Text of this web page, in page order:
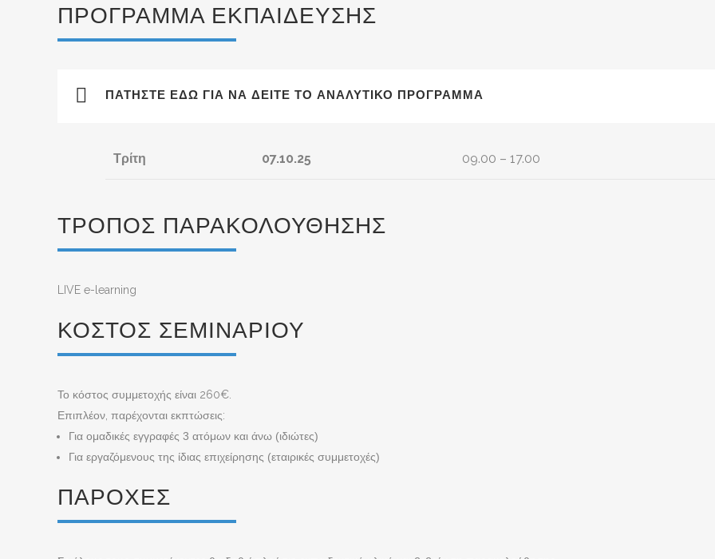
ΠΡΌΓΡΑΜΜΑ ΕΚΠΑΊΔΕΥΣΗΣ
ΠΑΤΉΣΤΕ ΕΔΏ ΓΙΑ ΝΑ ΔΕΊΤΕ ΤΟ ΑΝΑΛΥΤΙΚΌ ΠΡΌΓΡΑΜΜΑ
Τρίτη 07.10.25 09.00 – 17.00
ΤΡΌΠΟΣ ΠΑΡΑΚΟΛΟΎΘΗΣΗΣ
LIVE e-learning
ΚΌΣΤΟΣ ΣΕΜΙΝΑΡΊΟΥ
Το κόστος συμμετοχής είναι 260€.
Επιπλέον, παρέχονται εκπτώσεις:
Για ομαδικές εγγραφές 3 ατόμων και άνω (ιδιώτες)
Για εργαζόμενους της ίδιας επιχείρησης (εταιρικές συμμετοχές)
ΠΑΡΟΧΈΣ